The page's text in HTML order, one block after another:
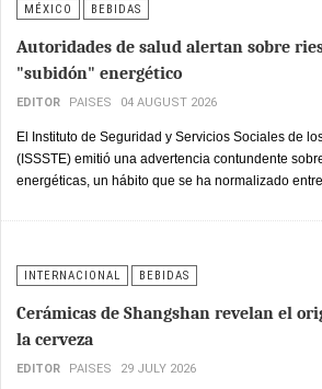
MÉXICO BEBIDAS
Autoridades de salud alertan sobre
"subidón" energético
EDITOR PAISES 04 AUGUST 2026
El Instituto de Seguridad y Servicios Sociales de
(ISSSTE) emitió una advertencia contundente
energéticas, un hábito que se ha normalizado
INTERNACIONAL BEBIDAS
Cerámicas de Shangshan revelan el
la cerveza
EDITOR PAISES 29 JULY 2026